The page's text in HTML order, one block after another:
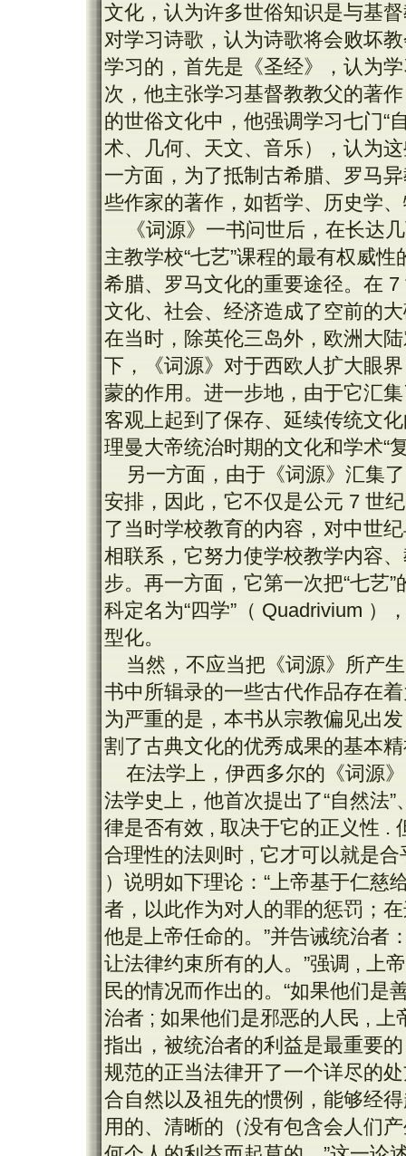
文化，认为许多世俗知识是与基
对学习诗歌，认为诗歌将会败坏
学习的，首先是《圣经》，认为
次，他主张学习基督教教父的著
的世俗文化中，他强调学习七门“
术、几何、天文、音乐），认为
一方面，为了抵制古希腊、罗马
些作家的著作，如哲学、历史学
《词源》一书问世后，在长达
主教学校“七艺”课程的最有权威
希腊、罗马文化的重要途径。在
文化、社会、经济造成了空前的
在当时，除英伦三岛外，欧洲大
下，《词源》对于西欧人扩大眼
蒙的作用。进一步地，由于它汇
客观上起到了保存、延续传统文
理曼大帝统治时期的文化和学术“
另一方面，由于《词源》汇集
安排，因此，它不仅是公元 7 世
了当时学校教育的内容，对中世
相联系，它努力使学校教学内容
步。再一方面，它第一次把“七艺
科定名为“四学”（ Quadrivium ）
型化。
当然，不应当把《词源》所产
书中所辑录的一些古代作品存在
为严重的是，本书从宗教偏见出
割了古典文化的优秀成果的基本
在法学上，伊西多尔的《词源
法学史上，他首次提出了“自然法”
律是否有效 , 取决于它的正义性 .
合理性的法则时 , 它才可以就是
）说明如下理论：“上帝基于仁慈
者，以此作为对人的罪的惩罚；
他是上帝任命的。”并告诫统治者
让法律约束所有的人。”强调 , 上
民的情况而作出的。“如果他们是
治者 ; 如果他们是邪恶的人民 , 上
指出，被统治者的利益是最重要
规范的正当法律开了一个详尽的
合自然以及祖先的惯例，能够经
用的、清晰的（没有包含会人们